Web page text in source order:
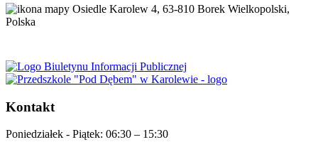
Osiedle Karolew 4, 63-810 Borek Wielkopolski,
Polska
Kontakt
Poniedziałek - Piątek: 06:30 – 15:30